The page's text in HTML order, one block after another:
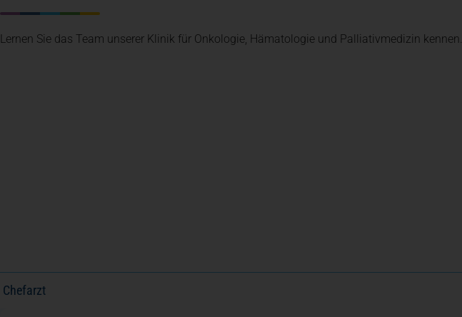
Lernen Sie das Team unserer Klinik für Onkologie, Hämatologie und Palliativmedizin kennen.
Chefarzt